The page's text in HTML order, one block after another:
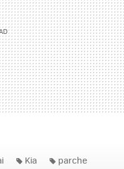
Kia parche